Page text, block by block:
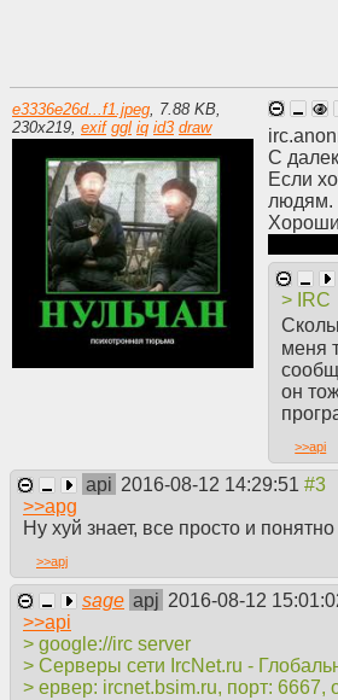
e3336e26d...f1.jpeg, 7.88 KB,
230x219, exif ggl iq id3 draw
С
Если
людям.
> IRC
меня
он
>>api
api 2016-08-12 14:29:51
>>apg
Ну хуй знает, все просто и
>>apj
sage apj 2016-08-12
>>api
> google://irc server
> Серверы сети IrcNet.ru -
> ервер: ircnet.bsim.ru, порт: